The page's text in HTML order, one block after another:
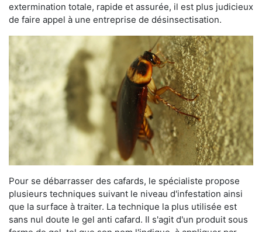
extermination totale, rapide et assurée, il est plus judicieux
de faire appel à une entreprise de désinsectisation.
Pour se débarrasser des cafards, le spécialiste propose
plusieurs techniques suivant le niveau d'infestation ainsi
que la surface à traiter. La technique la plus utilisée est
sans nul doute le gel anti cafard. Il s'agit d'un produit sous